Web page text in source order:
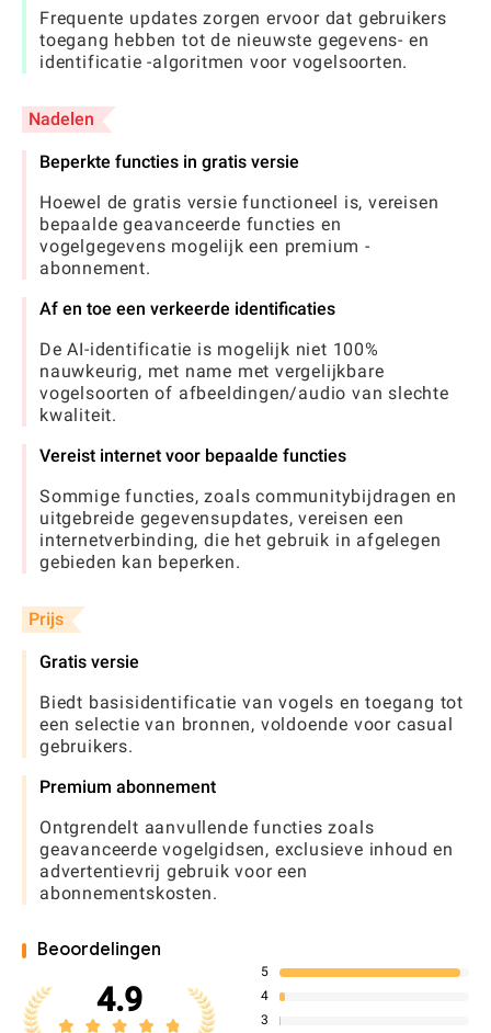
Frequente updates zorgen ervoor dat gebruikers
toegang hebben tot de nieuwste gegevens- en
identificatie -algoritmen voor vogelsoorten.
Nadelen
Beperkte functies in gratis versie
Hoewel de gratis versie functioneel is, vereisen
bepaalde geavanceerde functies en
vogelgegevens mogelijk een premium -
abonnement.
Af en toe een verkeerde identificaties
De AI-identificatie is mogelijk niet 100%
nauwkeurig, met name met vergelijkbare
vogelsoorten of afbeeldingen/audio van slechte
kwaliteit.
Vereist internet voor bepaalde functies
Sommige functies, zoals communitybijdragen en
uitgebreide gegevensupdates, vereisen een
internetverbinding, die het gebruik in afgelegen
gebieden kan beperken.
Prijs
Gratis versie
Biedt basisidentificatie van vogels en toegang tot
een selectie van bronnen, voldoende voor casual
gebruikers.
Premium abonnement
Ontgrendelt aanvullende functies zoals
geavanceerde vogelgidsen, exclusieve inhoud en
advertentievrij gebruik voor een
abonnementskosten.
Beoordelingen
4.9
5
4
3